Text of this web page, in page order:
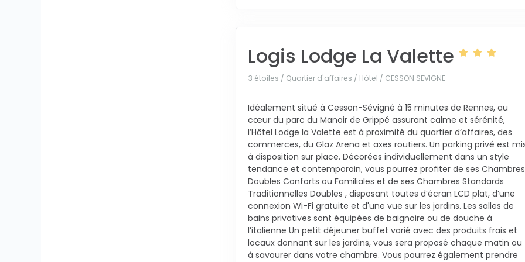
Logis Lodge La Valette
3 étoiles / Quartier d'affaires / Hôtel / CESSON SEVIGNE
Idéalement situé à Cesson-Sévigné à 15 minutes de Rennes, au
cœur du parc du Manoir de Grippé assurant calme et sérénité,
l’Hôtel Lodge la Valette est à proximité du quartier d’affaires, des
commerces, du Glaz Arena et axes routiers. Un parking privé est
à disposition sur place. Décorées individuellement dans un style
tendance et contemporain, vous pourrez profiter de ses Chambres
Doubles Conforts ou Familiales et de ses Chambres Standards
Traditionnelles Doubles , disposant toutes d’écran LCD plat, d’une
connexion Wi-Fi gratuite et d'une vue sur les jardins. Les salles de
bains privatives sont équipées de baignoire ou de douche à
l’italienne Un petit déjeuner buffet varié avec des produits frais et
locaux donnant sur les jardins, vous sera proposé chaque matin ou
à savourer dans votre chambre. Vous pourrez également prendre